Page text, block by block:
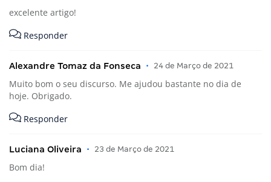
excelente artigo!
Responder
Alexandre Tomaz da Fonseca • 24 de Março de 2021
Muito bom o seu discurso. Me ajudou bastante no dia de
hoje. Obrigado.
Responder
Luciana Oliveira • 23 de Março de 2021
Bom dia!